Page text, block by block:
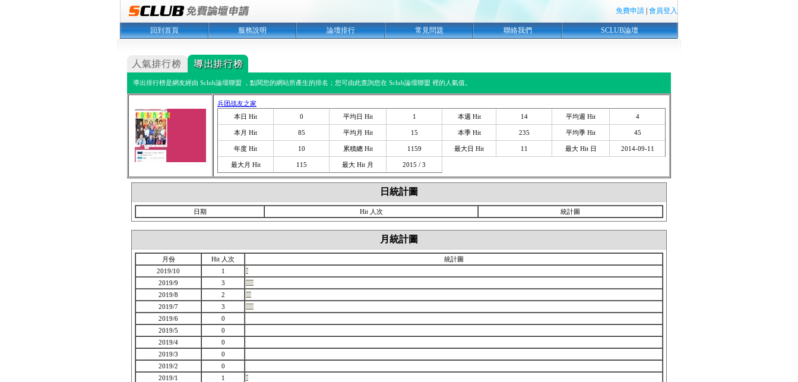
免費申請 會員登入
回到首頁 服務說明 論壇排行 常見問題 聯絡我們 SCLUB論壇
導出排行榜是網友經由 Sclub論壇聯盟 ，點閱您的網站所產生的排名；您可由此查詢您在 Sclub論壇聯盟 裡的人氣值。
兵团战友之家
本日 Hit
0 平均日 Hit 1 本週 Hit 14 平均週 Hit 4
本月 Hit 85 平均月 Hit 15 本季 Hit 235 平均季 Hit 45
年度 Hit 10 累積總 Hit 1159 最大日 Hit 11 最大 Hit 日 2014-09-11
最大月 Hit 115 最大 Hit 月 2015 / 3
日統計圖
日期 Hit 人次 統計圖
月統計圖
月份 Hit 人次
統計圖
2019/10
1
2019/9
3
2019/8
2
2019/7
3
2019/6
0
2019/5
0
2019/4
0
2019/3
0
2019/2
0
2019/1
1